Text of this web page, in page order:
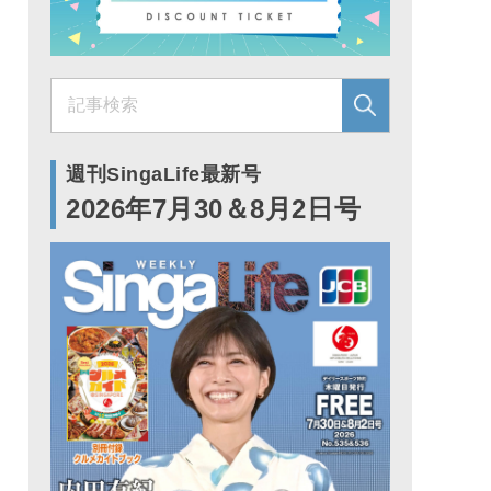
週刊SingaLife最新号
2026年7月30＆8月2日号